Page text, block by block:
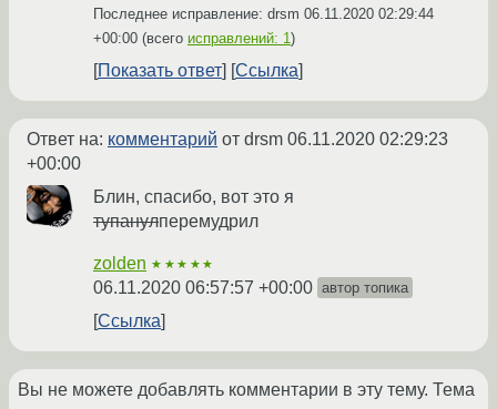
Последнее исправление: drsm 06.11.2020 02:29:44
+00:00 (всего исправлений: 1)
Показать ответ Ссылка
Ответ на: комментарий от drsm 06.11.2020 02:29:23
+00:00
Блин, спасибо, вот это я
тупанулперемудрил
zolden ★★★★★
06.11.2020 06:57:57 +00:00 автор топика
Ссылка
Вы не можете добавлять комментарии в эту тему. Тема